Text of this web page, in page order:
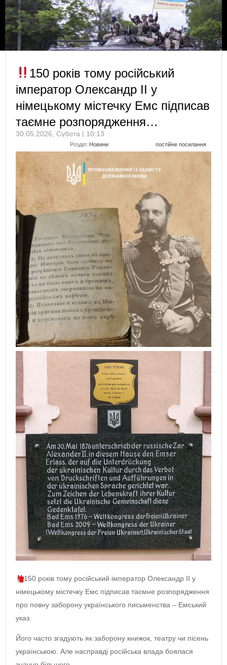
150 років тому російський
імператор Олександр ІІ у
німецькому містечку Емс підписав
таємне розпорядження…
30.05.2026, Субота | 10:13
Розділ: Новини постійне посилання
150 років тому російський імператор Олександр ІІ у
німецькому містечку Емс підписав таємне розпорядження
про повну заборону українського письменства – Емський
указ.
Його часто згадують як заборону книжок, театру чи пісень
українською. Але насправді російська влада боялася